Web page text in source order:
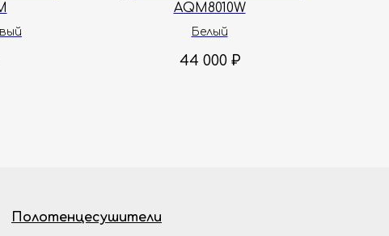
AQM8010W
Белый
44 000 ₽
Полотенцесушители